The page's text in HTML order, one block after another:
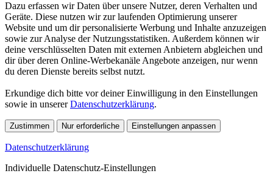
Dazu erfassen wir Daten über unsere Nutzer, deren Verhalten und
Geräte. Diese nutzen wir zur laufenden Optimierung unserer
Website und um dir personalisierte Werbung und Inhalte anzuzeigen
sowie zur Analyse der Nutzungsstatistiken. Außerdem können wir
deine verschlüsselten Daten mit externen Anbietern abgleichen und
dir über deren Online-Werbekanäle Angebote anzeigen, nur wenn
du deren Dienste bereits selbst nutzt.
Erkundige dich bitte vor deiner Einwilligung in den Einstellungen
sowie in unsererDatenschutzerklärung.
Zustimmen Nur erforderliche Einstellungen anpassen
Datenschutzerklärung
Individuelle Datenschutz-Einstellungen